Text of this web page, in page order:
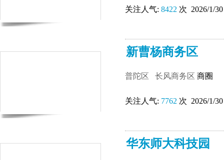
关注人气: 8422 次 2026/1/30
新曹杨商务区
普陀区 长风商务区 商圈
关注人气: 7762 次 2026/1/30
华东师大科技园